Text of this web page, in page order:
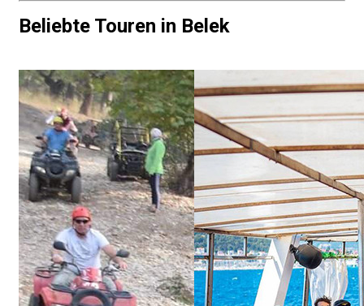
Beliebte Touren in Belek